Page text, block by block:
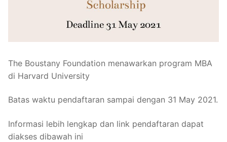
The Boustany Foundation menawarkan program MBA
di Harvard University
Batas waktu pendaftaran sampai dengan 31 May 2021.
Informasi lebih lengkap dan link pendaftaran dapat
diakses dibawah ini